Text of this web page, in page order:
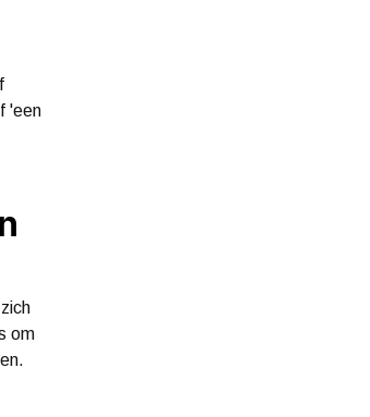
'een
om